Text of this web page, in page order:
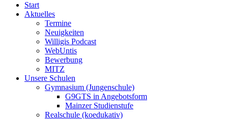
Start
Aktuelles
Termine
Neuigkeiten
Willigis Podcast
WebUntis
Bewerbung
MITZ
Unsere Schulen
Gymnasium (Jungenschule)
G9GTS in Angebotsform
Mainzer Studienstufe
Realschule (koedukativ)